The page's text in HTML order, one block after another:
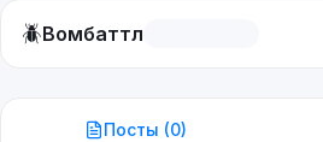
🪲Вомбаттл
Посты (0)